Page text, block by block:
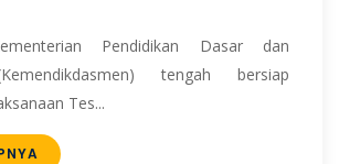
Pendidikan Dasar dan
tengah bersiap
Tes...